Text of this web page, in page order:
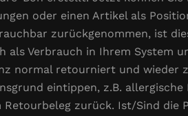
oder einen Artikel als
zurückgenommen, ist
als Verbrauch in Ihrem System
normal retourniert und wieder
eintippen, z.B.
Retourbeleg zurück. Ist/Sind die